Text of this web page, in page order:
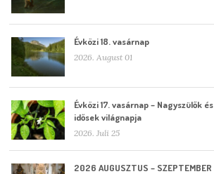
Évközi 18. vasárnap
2026. August 01
Évközi 17. vasárnap – Nagyszülők és
idősek világnapja
2026. Juli 25
2026 AUGUSZTUS – SZEPTEMBER